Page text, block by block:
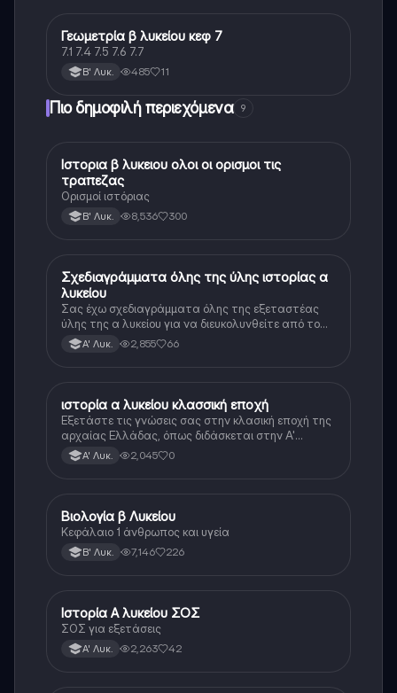
Άλλα
Γεωμετρία β λυκείου κεφ 7
7.1 7.4 7.5 7.6 7.7
Β' Λυκ. 485 11
Πιο δημοφιλή περιεχόμενα 9
Ιστορία
Ιστορια β λυκειου ολοι οι ορισμοι τις
τραπεζας
Ορισμοί ιστόριας
Β' Λυκ. 8,536 300
Ιστορία
Σχεδιαγράμματα όλης της ύλης ιστορίας α
λυκείου
Σας έχω σχεδιαγράμματα όλης της εξεταστέας
ύλης της α λυκείου για να διευκολυνθείτε από το
τεράστιο βάρος του βιβλίου
Α' Λυκ. 2,855 66
Ιστορία
ιστορία α λυκείου κλασσική εποχή
Εξετάστε τις γνώσεις σας στην κλασική εποχή της
αρχαίας Ελλάδας, όπως διδάσκεται στην Α'
Λυκείου.Α' Λυκ. 2,045 0
Βιολογία
Βιολογία β Λυκείου
Κεφάλαιο 1 άνθρωπος και υγεία
Β' Λυκ. 7,146 226
Ιστορία
Ιστορία Α λυκείου ΣΟΣ
ΣΟΣ για εξετάσεις
Α' Λυκ. 2,263 42